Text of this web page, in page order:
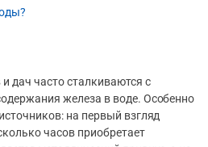
дач часто сталкиваются с
железа в воде. Особенно
на первый взгляд
часов приобретает